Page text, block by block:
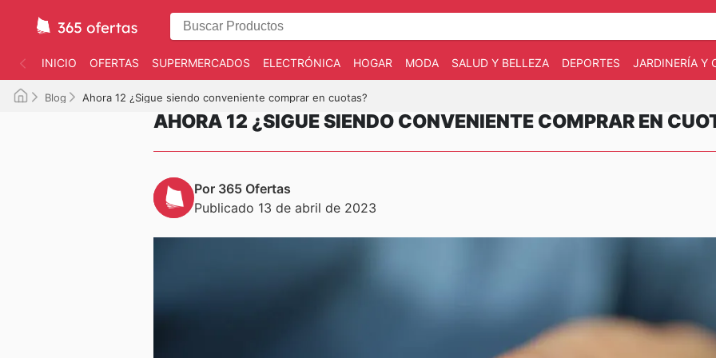
INICIO OFERTAS SUPERMERCADOS ELECTRÓNICA HOGAR MODA SALUD Y BELLEZA DEPORTES JARDINERÍA Y
Blog Ahora 12 ¿Sigue siendo conveniente comprar en cuotas?
AHORA 12 ¿SIGUE SIENDO CONVENIENTE COMPRAR EN
Por 365 Ofertas
Publicado 13 de abril de 2023